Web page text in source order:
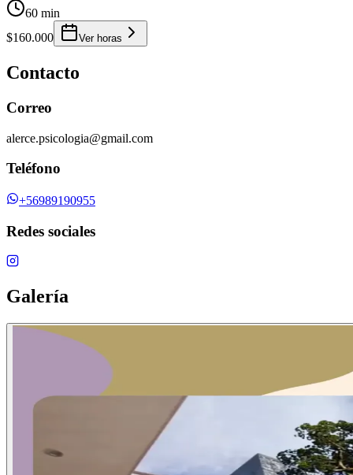
60 min
$160.000
Ver horas
Contacto
Correo
alerce.psicologia@gmail.com
Teléfono
+56989190955
Redes sociales
Galería